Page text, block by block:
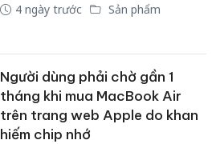
4 ngày trước Sản phẩm
Người dùng phải chờ gần 1
tháng khi mua MacBook Air
trên trang web Apple do khan
hiếm chip nhớ